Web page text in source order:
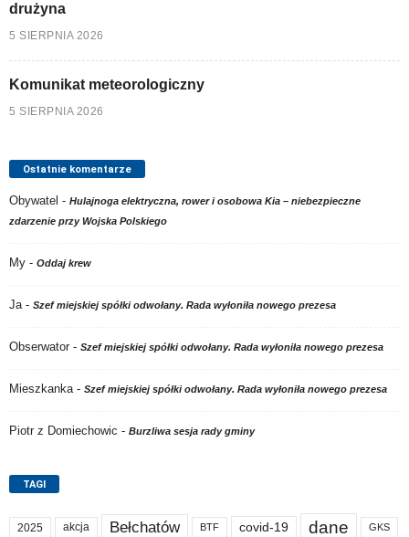
drużyna
5 SIERPNIA 2026
Komunikat meteorologiczny
5 SIERPNIA 2026
Ostatnie komentarze
Obywatel - Hulajnoga elektryczna, rower i osobowa Kia – niebezpieczne
zdarzenie przy Wojska Polskiego
My - Oddaj krew
Ja- Szef miejskiej spółki odwołany. Rada wyłoniła nowego prezesa
Obserwator - Szef miejskiej spółki odwołany. Rada wyłoniła nowego prezesa
Mieszkanka- Szef miejskiej spółki odwołany. Rada wyłoniła nowego prezesa
Piotr z Domiechowic - Burzliwa sesja rady gminy
TAGI
2025 akcja Bełchatów BTF covid-19 dane GKS